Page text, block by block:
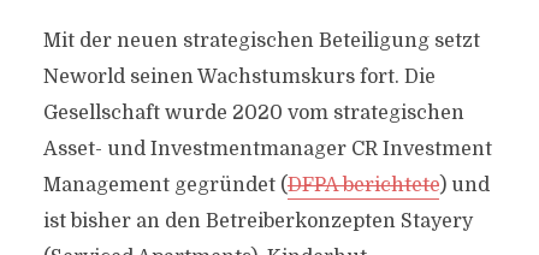
Mit der neuen strategischen Beteiligung setzt
Neworld seinen Wachstumskurs fort. Die
Gesellschaft wurde 2020 vom strategischen
Asset- und Investmentmanager CR Investment
Management gegründet (DFPA berichtete) und
ist bisher an den Betreiberkonzepten Stayery